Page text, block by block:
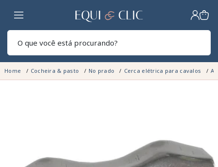
Lar
Home Cocheira & pasto No prado Cerca elétrica para cavalos